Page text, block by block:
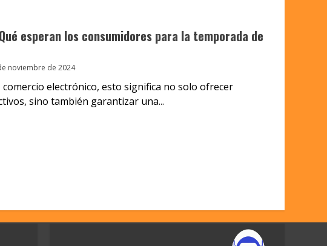
esperan los consumidores para la temporada de
noviembre de 2024
comercio electrónico, esto significa no solo ofrecer
sino también garantizar una...